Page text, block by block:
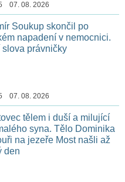
07. 08. 2026
Soukup skončil po
napadení v nemocnici.
slova právničky
07. 08. 2026
tělem i duší a milující
syna. Tělo Dominika
na jezeře Most našli až
den